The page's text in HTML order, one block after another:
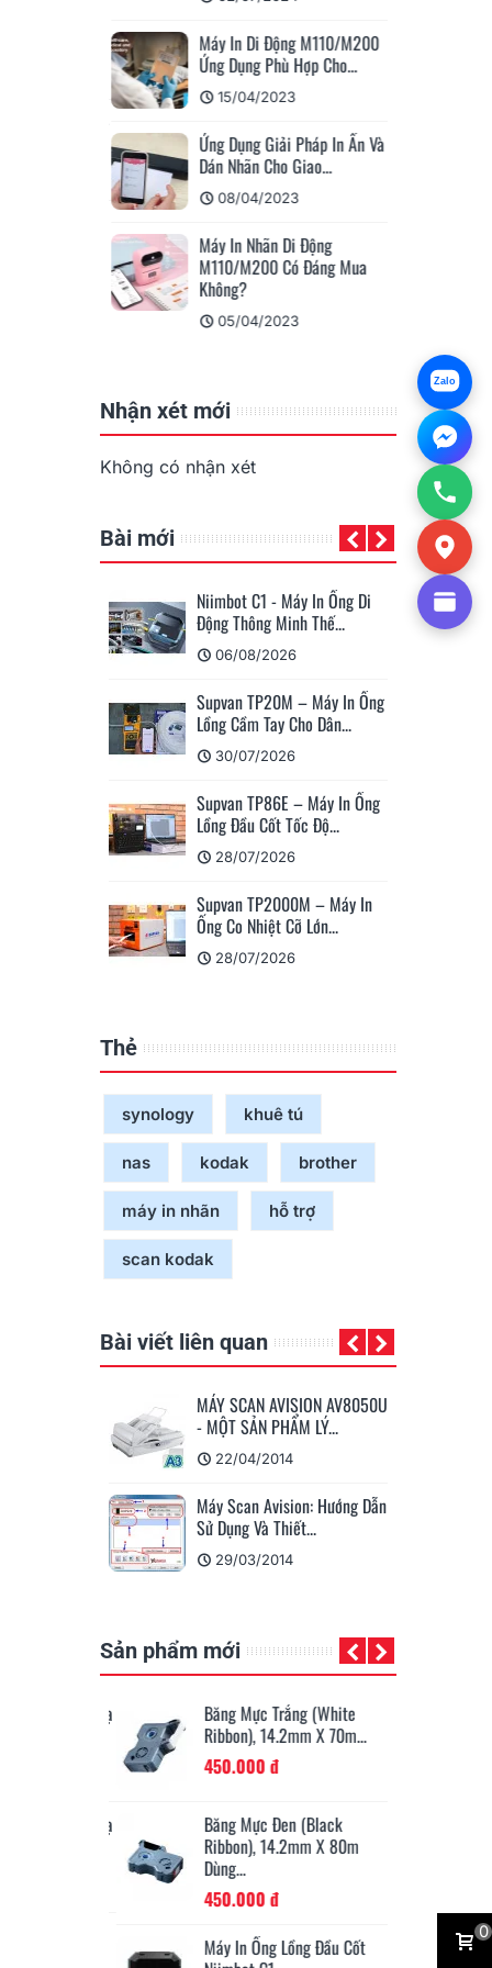
Máy In Di Động M110/M200
Ứng Dụng Phù Hợp Cho...
15/04/2023
Ứng Dụng Giải Pháp In Ấn Và
Dán Nhãn Cho Giao...
08/04/2023
Máy In Nhãn Di Động
M110/M200 Có Đáng Mua
Không?
05/04/2023
Nhận xét mới
Không có nhận xét
Bài mới
Niimbot C1 - Máy In Ống Di
Động Thông Minh Thế...
06/08/2026
Supvan TP20M – Máy In Ống
Lồng Cầm Tay Cho Dân...
30/07/2026
Supvan TP86E – Máy In Ống
Lồng Đầu Cốt Tốc Độ...
28/07/2026
Supvan TP2000M – Máy In
Ống Co Nhiệt Cỡ Lớn...
28/07/2026
Thẻ
synology khuê tú
nas kodak brother
máy in nhãn hỗ trợ
scan kodak
Bài viết liên quan
MÁY SCAN AVISION AV8050U
- MỘT SẢN PHẨM LÝ...
Máy Scan Avision: Hướng Dẫn
Sử Dụng Và Thiết...
Hướng Dẫn Lắp Ráp Và Cài
Đặt Driver Máy Scan...
Tích Hợp Phần Mềm Scan -
Nhận Dạng - Tách Bộ...
Sản phẩm mới
Băng Mực Trắng (White
Ribbon), 14.2mm X 70m...
450.000 đ
Băng Mực Đen (Black
Ribbon), 14.2mm X 80m
Dùng...
450.000 đ
Máy In Ống Lồng Đầu Cốt
0
Zalo